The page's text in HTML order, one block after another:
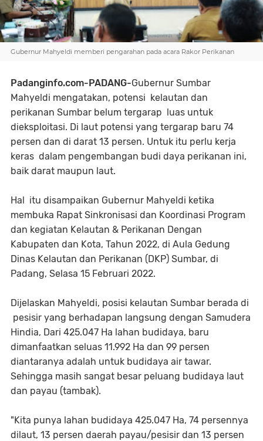
Gubernur Mahyeldi memberi pengarahan pada acara Rakor Perikanan
Padanginfo.com-PADANG-Gubernur Sumbar
Mahyeldi mengatakan, potensi kelautan dan
perikanan Sumbar belum tergarap luas untuk
dieksploitasi. Di laut potensi yang tergarap baru 74
persen dan di darat 13 persen. Untuk itu perlu kerja
keras dalam pengembangan budi daya perikanan ini,
baik darat maupun laut.
Hal itu disampaikan Gubernur Mahyeldi ketika
membuka Rapat Sinkronisasi dan Koordinasi Program
dan kegiatan Kelautan & Perikanan Dengan
Kabupaten dan Kota, Tahun 2022, di Aula Gedung
Dinas Kelautan dan Perikanan (DKP) Sumbar, di
Padang, Selasa 15 Februari 2022.
Dijelaskan Mahyeldi, posisi kelautan Sumbar berada di
pesisir yang berhadapan langsung dengan Samudera
Hindia, Dari 425.047 Ha lahan budidaya, baru
dimanfaatkan seluas 11.992 Ha dan 99 persen
diantaranya adalah untuk budidaya air tawar.
Sehingga masih sangat besar peluang budidaya laut
dan payau (tambak).
"Kita punya lahan budidaya 425.047 Ha, 74 persennya
dilaut, 13 persen daerah payau/pesisir dan 13 persen